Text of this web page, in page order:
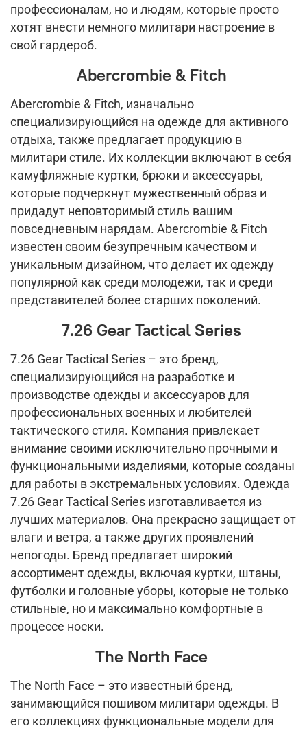
профессионалам, но и людям, которые просто
хотят внести немного милитари настроение в
свой гардероб.
Abercrombie & Fitch
Abercrombie & Fitch, изначально
специализирующийся на одежде для активного
отдыха, также предлагает продукцию в
милитари стиле. Их коллекции включают в себя
камуфляжные куртки, брюки и аксессуары,
которые подчеркнут мужественный образ и
придадут неповторимый стиль вашим
повседневным нарядам. Abercrombie & Fitch
известен своим безупречным качеством и
уникальным дизайном, что делает их одежду
популярной как среди молодежи, так и среди
представителей более старших поколений.
7.26 Gear Tactical Series
7.26 Gear Tactical Series – это бренд,
специализирующийся на разработке и
производстве одежды и аксессуаров для
профессиональных военных и любителей
тактического стиля. Компания привлекает
внимание своими исключительно прочными и
функциональными изделиями, которые созданы
для работы в экстремальных условиях. Одежда
7.26 Gear Tactical Series изготавливается из
лучших материалов. Она прекрасно защищает от
влаги и ветра, а также других проявлений
непогоды. Бренд предлагает широкий
ассортимент одежды, включая куртки, штаны,
футболки и головные уборы, которые не только
стильные, но и максимально комфортные в
процессе носки.
The North Face
The North Face – это известный бренд,
занимающийся пошивом милитари одежды. В
его коллекциях функциональные модели для